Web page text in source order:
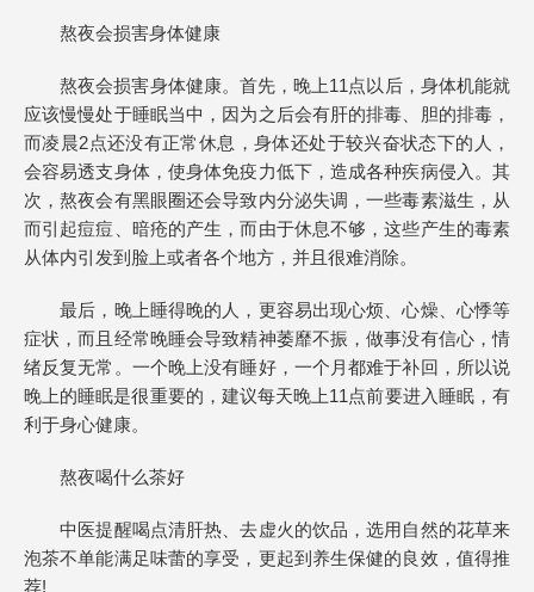
熬夜会损害身体健康
熬夜会损害身体健康。首先，晚上11点以后，身体机能就
应该慢慢处于睡眠当中，因为之后会有肝的排毒、胆的排毒，
而凌晨2点还没有正常休息，身体还处于较兴奋状态下的人，
会容易透支身体，使身体免疫力低下，造成各种疾病侵入。其
次，熬夜会有黑眼圈还会导致内分泌失调，一些毒素滋生，从
而引起痘痘、暗疮的产生，而由于休息不够，这些产生的毒素
从体内引发到脸上或者各个地方，并且很难消除。
最后，晚上睡得晚的人，更容易出现心烦、心燥、心悸等
症状，而且经常晚睡会导致精神萎靡不振，做事没有信心，情
绪反复无常。一个晚上没有睡好，一个月都难于补回，所以说
晚上的睡眠是很重要的，建议每天晚上11点前要进入睡眠，有
利于身心健康。
熬夜喝什么茶好
中医提醒喝点清肝热、去虚火的饮品，选用自然的花草来
泡茶不单能满足味蕾的享受，更起到养生保健的良效，值得推
荐!